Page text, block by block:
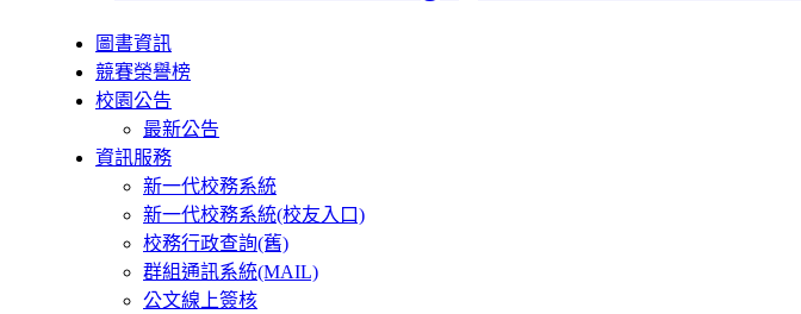
圖書資訊
競賽榮譽榜
校園公告
最新公告
資訊服務
新一代校務系統
新一代校務系統(校友入口)
校務行政查詢(舊)
群組通訊系統(MAIL)
公文線上簽核